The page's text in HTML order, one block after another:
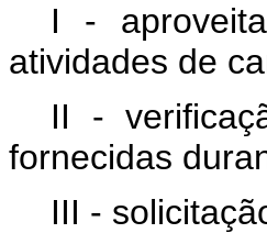
I -
atividades de
II -
fornecidas
III -